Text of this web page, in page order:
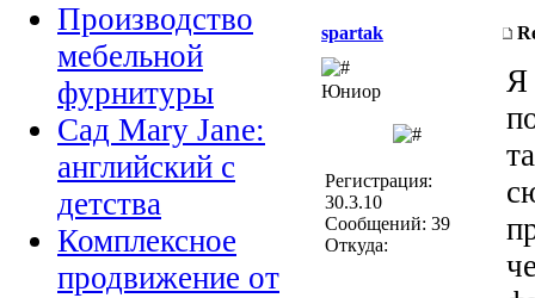
Производство
мебельной
фурнитуры
Сад Mary Jane:
английский с
детства
Комплексное
продвижение от
spartak
Юниор
Регистрация:
30.3.10
Сообщений: 39
Откуда:
Я